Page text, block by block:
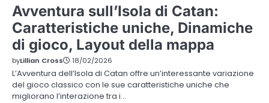
Avventura sull’Isola di Catan:
Caratteristiche uniche, Dinamiche
di gioco, Layout della mappa
byLillian Cross 18/02/2026
L’Avventura dell’Isola di Catan offre un’interessante variazione
del gioco classico con le sue caratteristiche uniche che
migliorano l’interazione tra i…